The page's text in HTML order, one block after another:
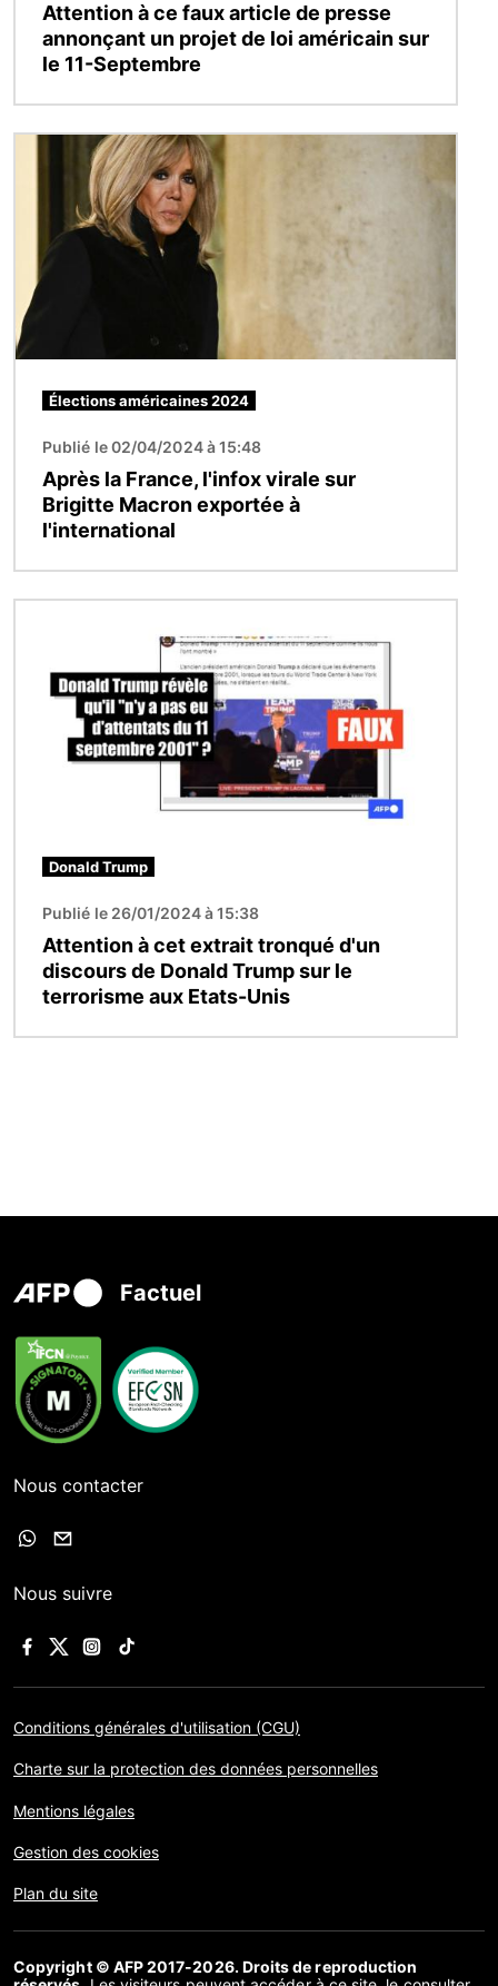
Attention à ce faux article de presse
annonçant un projet de loi américain sur
le 11-Septembre
Élections américaines 2024
Publié le 02/04/2024 à 15:48
Après la France, l'infox virale sur
Brigitte Macron exportée à
l'international
Donald Trump
Publié le 26/01/2024 à 15:38
Attention à cet extrait tronqué d'un
discours de Donald Trump sur le
terrorisme aux Etats-Unis
Factuel
Nous contacter
Nous suivre
Conditions générales d'utilisation (CGU)
Charte sur la protection des données personnelles
Mentions légales
Gestion des cookies
Plan du site
Copyright © AFP 2017-2026. Droits de reproduction